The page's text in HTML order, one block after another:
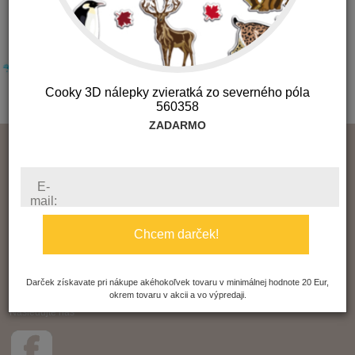
Obchodné podmienky
Reklamácia
Ochrana súkromia
Často kladené otázky
Nasledujte nás
Cooky 3D nálepky zvieratká zo severného póla
560358
ZADARMO
E-
mail:
Chcem darček!
Darček získavate pri nákupe akéhokoľvek tovaru v minimálnej hodnote 20 Eur,
okrem tovaru v akcii a vo výpredaji.